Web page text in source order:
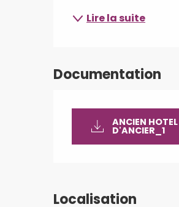
Lire la suite
Documentation
ANCIEN
D'ANCIER_1
Localisation